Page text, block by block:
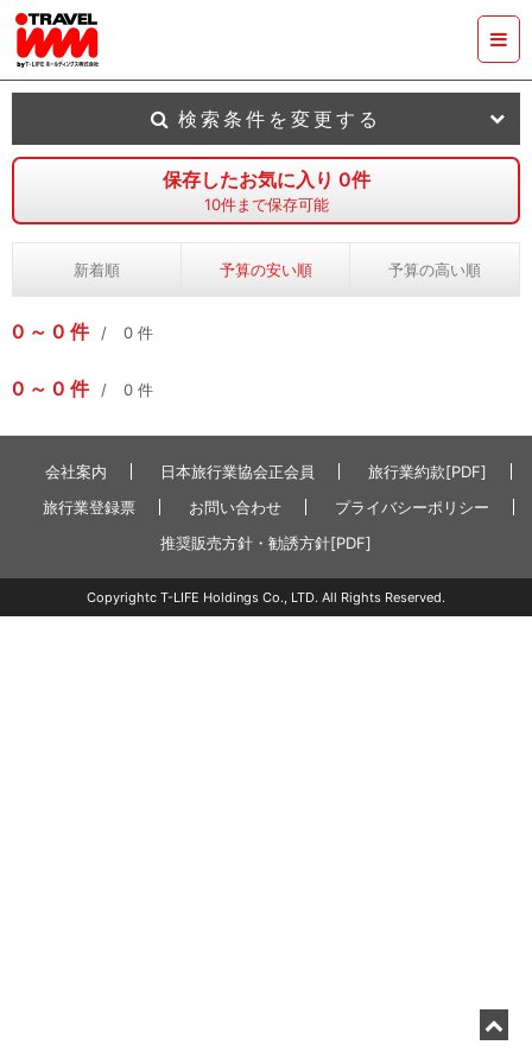
保存したお気に入り 0件
10件まで保存可能
新着順 予算の安い順 予算の高い順
0 0 件 0 件
0 0 件 0 件
検索条件を変更する
会社案内 日本旅行業協会正会員
旅行業約款[PDF]
旅行業登録票
お問い合わせ
プライバシーポリシー
推奨販売方針・勧誘方針[PDF]
Copyrightc T-LIFE Holdings Co., LTD. All Rights Reserved.